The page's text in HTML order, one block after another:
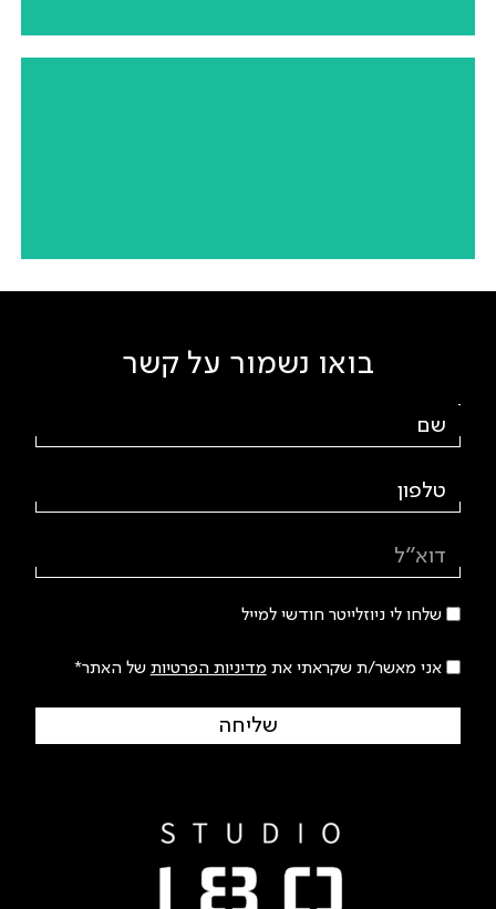
Wellness center
גלילות | יזם פרטי | מרכז Wellness
בואו נשמור על קשר
שלחו לי ניוזלייטר חודשי למייל
אני מאשר/ת שקראתי את מדיניות הפרטיות של האתר*
שליחה